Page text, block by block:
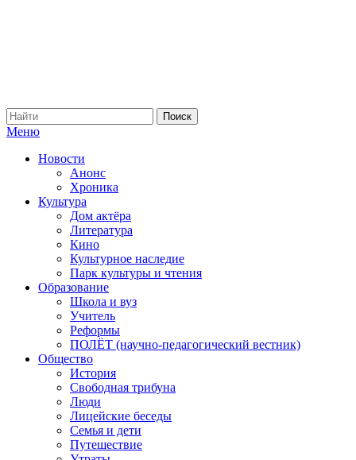
Меню
Новости
Анонс
Хроника
Культура
Дом актёра
Литература
Кино
Культурное наследие
Парк культуры и чтения
Образование
Школа и вуз
Учитель
Реформы
ПОЛЁТ (научно-педагогический вестник)
Общество
История
Свободная трибуна
Люди
Лицейские беседы
Семья и дети
Путешествие